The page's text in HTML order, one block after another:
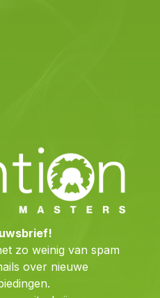
zo weinig van spam
over nieuwe